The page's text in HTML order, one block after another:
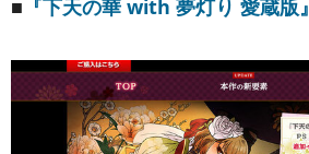
■ 『下天の華 with 夢灯り 愛蔵版』